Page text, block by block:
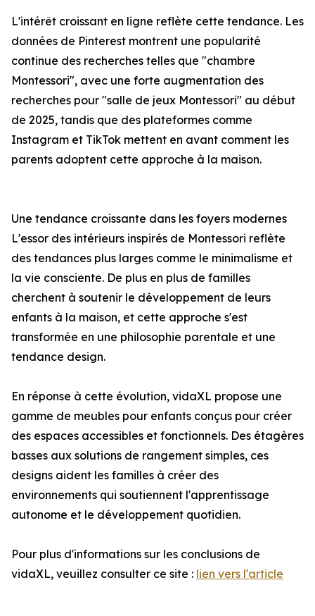
L'intérêt croissant en ligne reflète cette tendance. Les
données de Pinterest montrent une popularité
continue des recherches telles que "chambre
Montessori", avec une forte augmentation des
recherches pour "salle de jeux Montessori" au début
de 2025, tandis que des plateformes comme
Instagram et TikTok mettent en avant comment les
parents adoptent cette approche à la maison.
Une tendance croissante dans les foyers modernes
L'essor des intérieurs inspirés de Montessori reflète
des tendances plus larges comme le minimalisme et
la vie consciente. De plus en plus de familles
cherchent à soutenir le développement de leurs
enfants à la maison, et cette approche s'est
transformée en une philosophie parentale et une
tendance design.
En réponse à cette évolution, vidaXL propose une
gamme de meubles pour enfants conçus pour créer
des espaces accessibles et fonctionnels. Des étagères
basses aux solutions de rangement simples, ces
designs aident les familles à créer des
environnements qui soutiennent l'apprentissage
autonome et le développement quotidien.
Pour plus d'informations sur les conclusions de
vidaXL, veuillez consulter ce site : lien vers l'article